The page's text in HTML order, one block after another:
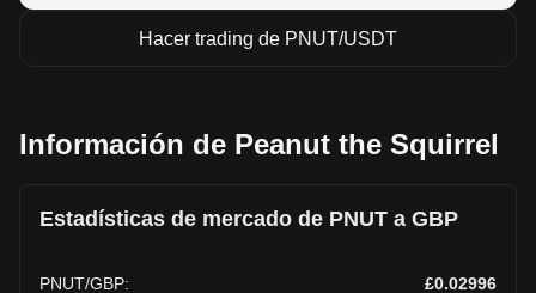
Hacer trading de PNUT/USDT
Información de Peanut the Squirrel
Estadísticas de mercado de PNUT a GBP
PNUT/GBP: £0.02996